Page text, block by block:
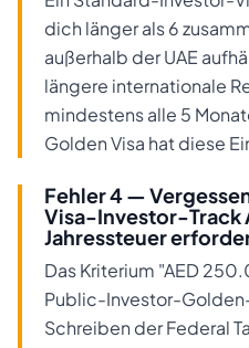
dich länger als 6
außerhalb der UAE
längere internationale
mindestens alle 5
Golden Visa hat diese
Fehler 4 —
Visa-Investor-Track
Jahressteuer
Das Kriterium "AED
Public-Investor-
Schreiben der Federal